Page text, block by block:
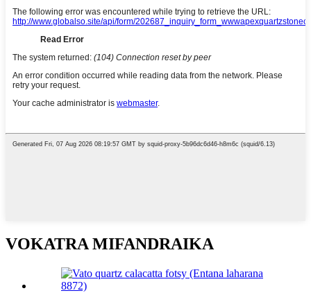
VOKATRA MIFANDRAIKA